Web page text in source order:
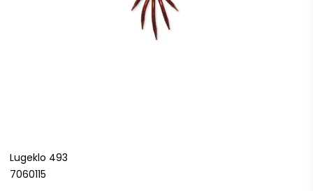
Lugeklo 493
7060115